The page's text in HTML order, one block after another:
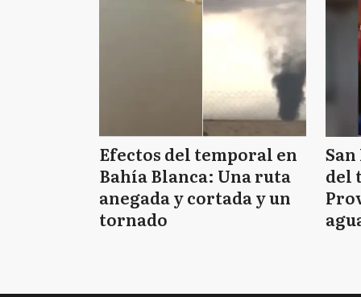
Efectos del temporal en
Bahía Blanca: Una ruta
anegada y cortada y un
tornado
del